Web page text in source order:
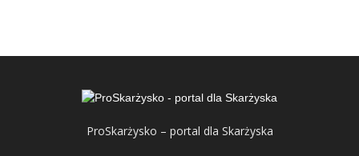
ProSkarżysko – portal dla Skarżyska